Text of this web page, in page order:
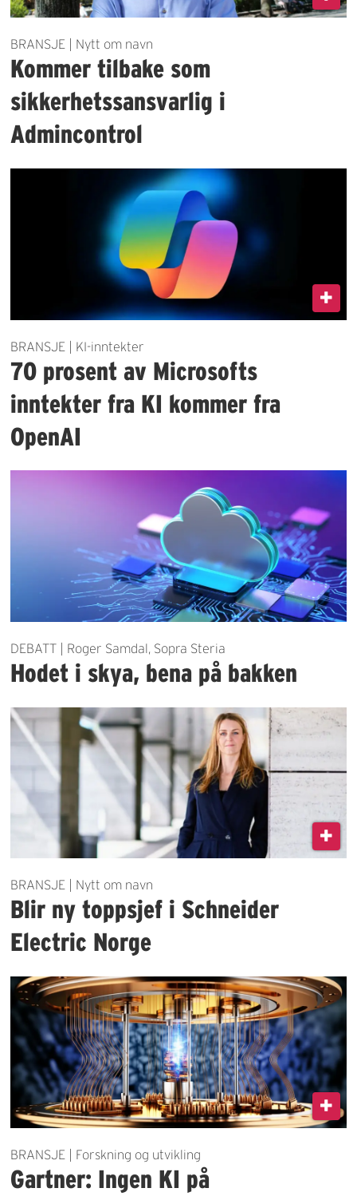
BRANSJE | Nytt om navn
Kommer tilbake som
sikkerhetssansvarlig i
Admincontrol
BRANSJE | KI-inntekter
70 prosent av Microsofts
inntekter fra KI kommer fra
OpenAI
DEBATT | Roger Samdal, Sopra Steria
Hodet i skya, bena på bakken
BRANSJE | Nytt om navn
Blir ny toppsjef i Schneider
Electric Norge
BRANSJE | Forskning og utvikling
Gartner: Ingen KI på